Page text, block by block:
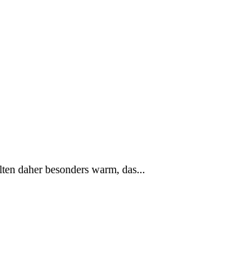
daher besonders warm, das...